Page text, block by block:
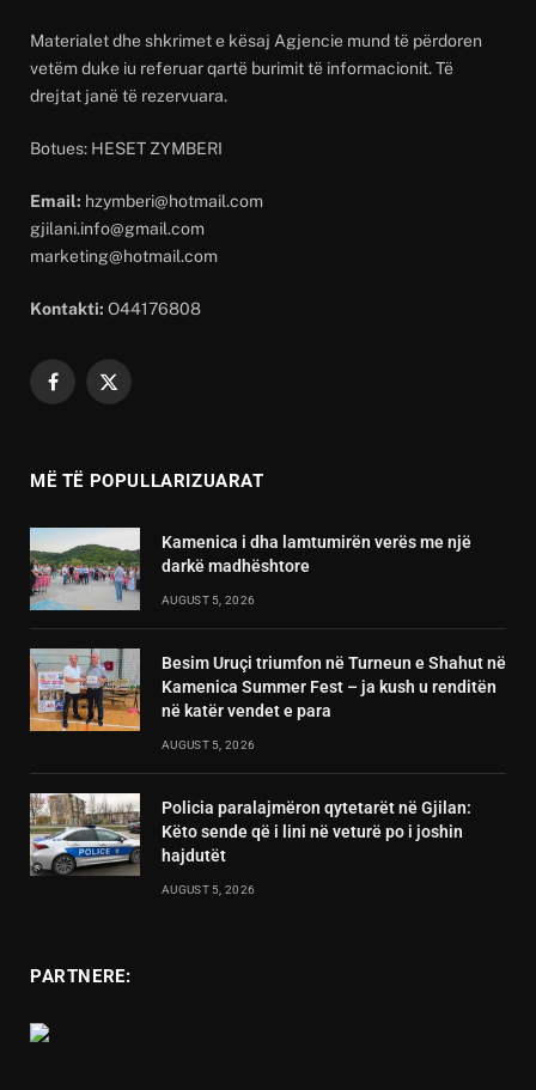
Materialet dhe shkrimet e kësaj Agjencie mund të përdoren
vetëm duke iu referuar qartë burimit të informacionit. Të
drejtat janë të rezervuara.
Botues: HESET ZYMBERI
Email: hzymberi@hotmail.com
gjilani.info@gmail.com
marketing@hotmail.com
Kontakti: O44176808
Facebook
X
MË TË POPULLARIZUARAT
Kamenica i dha lamtumirën verës me një
darkë madhështore
AUGUST 5, 2026
Besim Uruçi triumfon në Turneun e Shahut në
Kamenica Summer Fest – ja kush u renditën
në katër vendet e para
AUGUST 5, 2026
Policia paralajmëron qytetarët në Gjilan:
Këto sende që i lini në veturë po i joshin
hajdutët
AUGUST 5, 2026
PARTNERE: